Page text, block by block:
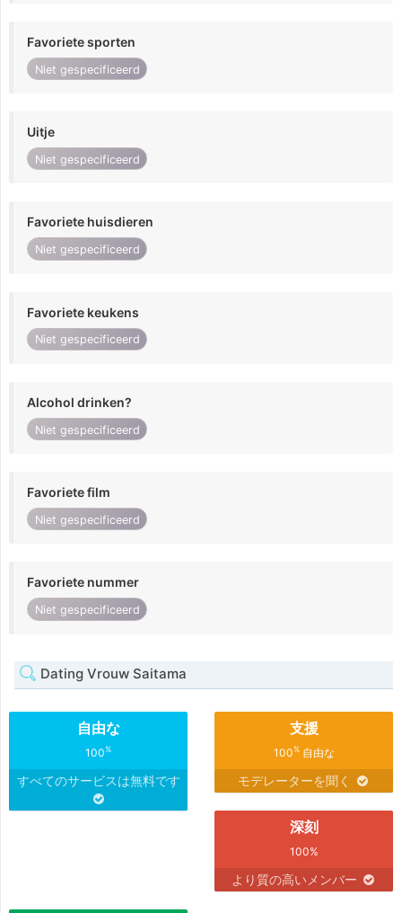
Favoriete sporten
Niet gespecificeerd
Uitje
Niet gespecificeerd
Favoriete huisdieren
Niet gespecificeerd
Favoriete keukens
Niet gespecificeerd
Alcohol drinken?
Niet gespecificeerd
Favoriete film
Niet gespecificeerd
Favoriete nummer
Niet gespecificeerd
Dating Vrouw Saitama
自由な
100%
すべてのサービスは無料です
支援
100%自由な
モデレーターを聞く
深刻
100%
より質の高いメンバー